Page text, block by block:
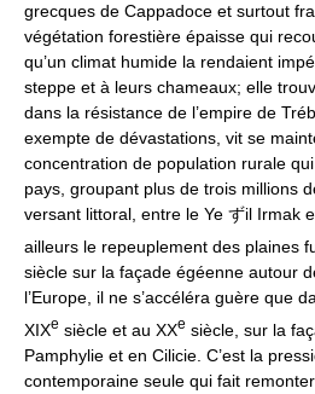
grecques de Cappadoce et surtout
végétation forestière épaisse qui
qu’un climat humide la rendaient
steppe et à leurs chameaux; elle
dans la résistance de l’empire de
exempte de dévastations, vit se
concentration de population rurale
pays, groupant plus de trois millions
versant littoral, entre le Ye ずil Irmak
ailleurs le repeuplement des plaines
siècle sur la façade égéenne autour
l’Europe, il ne s’accéléra guère que
XIXe siècle et au XXe siècle, sur la
Pamphylie et en Cilicie. C’est la
contemporaine seule qui fait